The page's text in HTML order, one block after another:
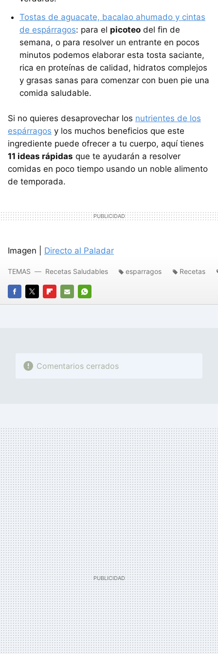
Tostas de aguacate, bacalao ahumado y cintas
de espárragos: para el picoteo del fin de
semana, o para resolver un entrante en pocos
minutos podemos elaborar esta tosta saciante,
rica en proteínas de calidad, hidratos complejos
y grasas sanas para comenzar con buen pie una
comida saludable.
Si no quieres desaprovechar los nutrientes de los
espárragos y los muchos beneficios que este
ingrediente puede ofrecer a tu cuerpo, aquí tienes
11 ideas rápidas que te ayudarán a resolver
comidas en poco tiempo usando un noble alimento
de temporada.
Imagen | Directo al Paladar
FACEBOOK
TWITTERFLIPBOARD
E-
WHATSAPP
TEMAS Recetas Saludables esparragos Recetas
Comentarios cerrados